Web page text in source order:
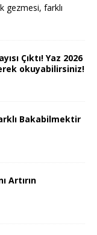
gezmesi, farklı
Çıktı! Yaz 2026
okuyabilirsiniz!
Bakabilmektir
Artırın